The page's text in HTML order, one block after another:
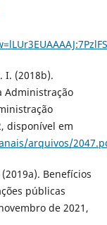
I. (2018b).
Administração
disponível em
arquivos/
Benefícios
públicas
de 2021,